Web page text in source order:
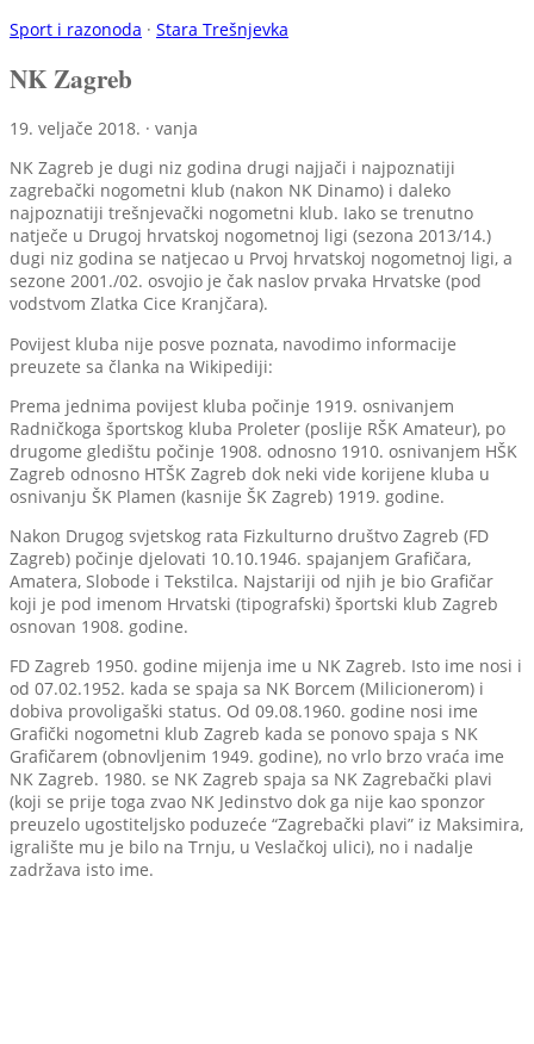
Sport i razonoda · Stara Trešnjevka
NK Zagreb
19. veljače 2018. · vanja
NK Zagreb je dugi niz godina drugi najjači i najpoznatiji
zagrebački nogometni klub (nakon NK Dinamo) i daleko
najpoznatiji trešnjevački nogometni klub. Iako se trenutno
natječe u Drugoj hrvatskoj nogometnoj ligi (sezona 2013/14.)
dugi niz godina se natjecao u Prvoj hrvatskoj nogometnoj ligi, a
sezone 2001./02. osvojio je čak naslov prvaka Hrvatske (pod
vodstvom Zlatka Cice Kranjčara).
Povijest kluba nije posve poznata, navodimo informacije
preuzete sa članka na Wikipediji:
Prema jednima povijest kluba počinje 1919. osnivanjem
Radničkoga športskog kluba Proleter (poslije RŠK Amateur), po
drugome gledištu počinje 1908. odnosno 1910. osnivanjem HŠK
Zagreb odnosno HTŠK Zagreb dok neki vide korijene kluba u
osnivanju ŠK Plamen (kasnije ŠK Zagreb) 1919. godine.
Nakon Drugog svjetskog rata Fizkulturno društvo Zagreb (FD
Zagreb) počinje djelovati 10.10.1946. spajanjem Grafičara,
Amatera, Slobode i Tekstilca. Najstariji od njih je bio Grafičar
koji je pod imenom Hrvatski (tipografski) športski klub Zagreb
osnovan 1908. godine.
FD Zagreb 1950. godine mijenja ime u NK Zagreb. Isto ime nosi i
od 07.02.1952. kada se spaja sa NK Borcem (Milicionerom) i
dobiva provoligaški status. Od 09.08.1960. godine nosi ime
Grafički nogometni klub Zagreb kada se ponovo spaja s NK
Grafičarem (obnovljenim 1949. godine), no vrlo brzo vraća ime
NK Zagreb. 1980. se NK Zagreb spaja sa NK Zagrebački plavi
(koji se prije toga zvao NK Jedinstvo dok ga nije kao sponzor
preuzelo ugostiteljsko poduzeće “Zagrebački plavi” iz Maksimira,
igralište mu je bilo na Trnju, u Veslačkoj ulici), no i nadalje
zadržava isto ime.